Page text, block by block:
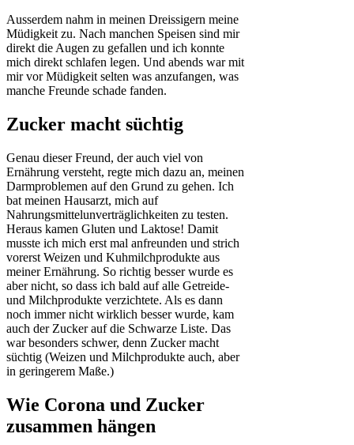
Ausserdem nahm in meinen Dreissigern meine
Müdigkeit zu. Nach manchen Speisen sind mir
direkt die Augen zu gefallen und ich konnte
mich direkt schlafen legen. Und abends war mit
mir vor Müdigkeit selten was anzufangen, was
manche Freunde schade fanden.
Zucker macht süchtig
Genau dieser Freund, der auch viel von
Ernährung versteht, regte mich dazu an, meinen
Darmproblemen auf den Grund zu gehen. Ich
bat meinen Hausarzt, mich auf
Nahrungsmittelunverträglichkeiten zu testen.
Heraus kamen Gluten und Laktose! Damit
musste ich mich erst mal anfreunden und strich
vorerst Weizen und Kuhmilchprodukte aus
meiner Ernährung. So richtig besser wurde es
aber nicht, so dass ich bald auf alle Getreide-
und Milchprodukte verzichtete. Als es dann
noch immer nicht wirklich besser wurde, kam
auch der Zucker auf die Schwarze Liste. Das
war besonders schwer, denn Zucker macht
süchtig (Weizen und Milchprodukte auch, aber
in geringerem Maße.)
Wie Corona und Zucker
zusammen hängen